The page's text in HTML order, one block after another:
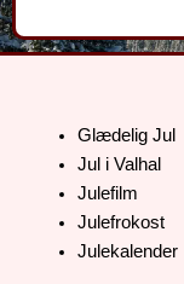
Glædelig Jul
Jul i Valhal
Julefilm
Julefrokost
Julekalender